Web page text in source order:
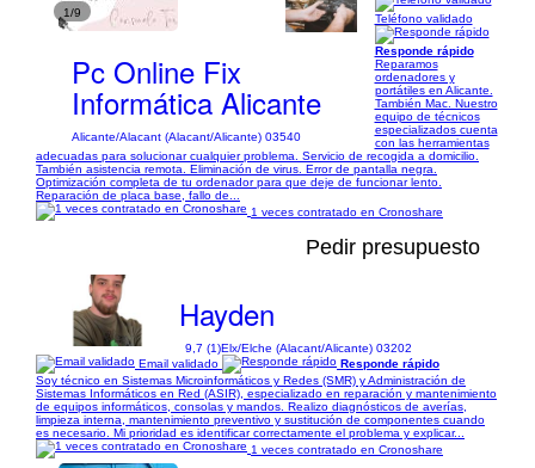
1/9
Pc Online Fix
Informática Alicante
Alicante/Alacant (Alacant/Alicante) 03540
Teléfono validado
Responde rápido
Reparamos
ordenadores y
portátiles en Alicante.
También Mac. Nuestro
equipo de técnicos
especializados cuenta
con las herramientas
adecuadas para solucionar cualquier problema. Servicio de recogida a domicilio.
También asistencia remota. Eliminación de virus. Error de pantalla negra.
Optimización completa de tu ordenador para que deje de funcionar lento.
Reparación de placa base, fallo de...
1 veces contratado en Cronoshare
Pedir presupuesto
Hayden
9,7 (1)Elx/Elche (Alacant/Alicante) 03202
Email validado
Responde rápido
Soy técnico en Sistemas Microinformáticos y Redes (SMR) y Administración de
Sistemas Informáticos en Red (ASIR), especializado en reparación y mantenimiento
de equipos informáticos, consolas y mandos. Realizo diagnósticos de averías,
limpieza interna, mantenimiento preventivo y sustitución de componentes cuando
es necesario. Mi prioridad es identificar correctamente el problema y explicar...
1 veces contratado en Cronoshare